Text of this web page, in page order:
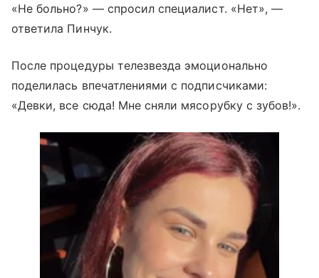
«Не больно?» — спросил специалист. «Нет», —
ответила Пинчук.
После процедуры телезвезда эмоционально
поделилась впечатлениями с подписчиками:
«Девки, все сюда! Мне сняли мясорубку с зубов!».